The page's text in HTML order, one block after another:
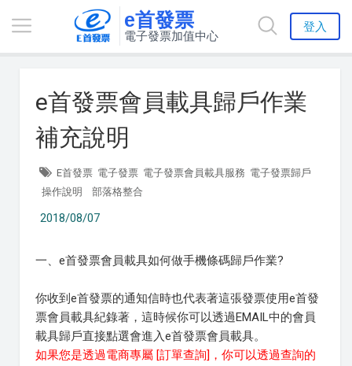
e首發票
電子發票加值中心
登入
e首發票會員載具歸戶作業
補充說明
E首發票 電子發票 電子發票會員載具服務 電子發票歸戶
操作說明
部落格整合
2018/08/07
一、e首發票會員載具如何做手機條碼歸戶作業?
你收到e首發票的通知信時也代表著這張發票使用e首發
票會員載具紀錄著，這時候你可以透過EMAIL中的會員
載具歸戶直接點選會進入e首發票會員載具。
如果您是透過電商專屬 [訂單查詢]，你可以透過查詢的